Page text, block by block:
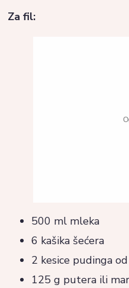
Za fil:
500 ml mleka
6 kašika šećera
2 kesice pudinga
125 g putera ili